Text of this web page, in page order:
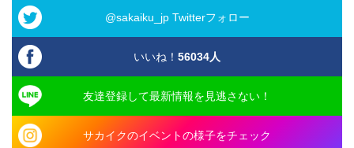
@sakaiku_jp Twitterフォロー
いいね！ 56034人
友達登録して最新情報を見逃さない！
サカイクのイベントの様子をチェック